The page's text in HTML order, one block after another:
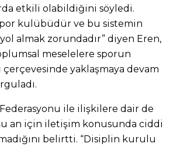
etkili olabildiğini söyledi.
kulübüdür ve bu sistemin
almak zorundadır” diyen Eren,
meselelere sporun
yaklaşmaya devam
ile ilişkilere dair de
an için iletişim konusunda ciddi
belirtti. “Disiplin kurulu